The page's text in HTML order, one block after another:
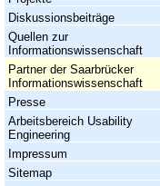
u
n
g
I
n
f
Diskussionsbeiträge
Quellen zur
Informationswissenschaft
Partner der Saarbrücker
Informationswissenschaft
Presse
Arbeitsbereich Usability
Engineering
Impressum
Sitemap